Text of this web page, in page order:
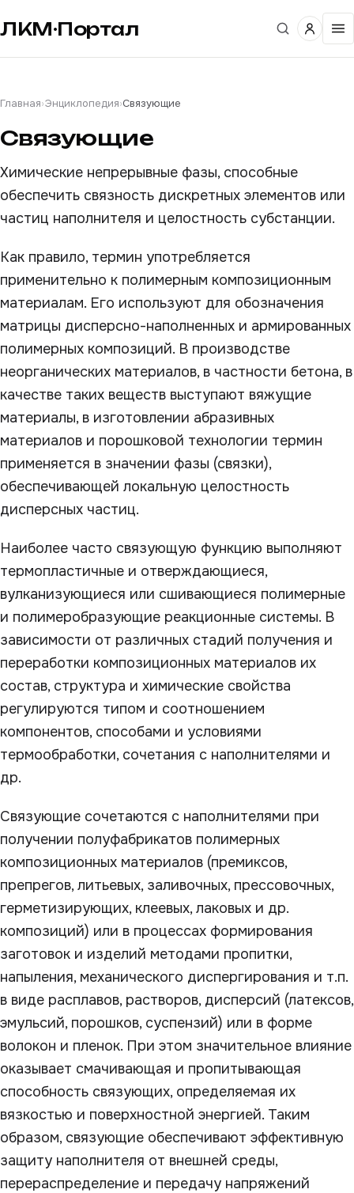
ЛКМ·Портал
Главная›Энциклопедия›Связующие
Связующие
Химические непрерывные фазы, способные
обеспечить связность дискретных элементов или
частиц наполнителя и целостность субстанции.
Как правило, термин употребляется
применительно к полимерным композиционным
материалам. Его используют для обозначения
матрицы дисперсно-наполненных и армированных
полимерных композиций. В производстве
неорганических материалов, в частности бетона, в
качестве таких веществ выступают вяжущие
материалы, в изготовлении абразивных
материалов и порошковой технологии термин
применяется в значении фазы (связки),
обеспечивающей локальную целостность
дисперсных частиц.
Наиболее часто связующую функцию выполняют
термопластичные и отверждающиеся,
вулканизующиеся или сшивающиеся полимерные
и полимеробразующие реакционные системы. В
зависимости от различных стадий получения и
переработки композиционных материалов их
состав, структура и химические свойства
регулируются типом и соотношением
компонентов, способами и условиями
термообработки, сочетания с наполнителями и
др.
Связующие сочетаются с наполнителями при
получении полуфабрикатов полимерных
композиционных материалов (премиксов,
препрегов, литьевых, заливочных, прессовочных,
герметизирующих, клеевых, лаковых и др.
композиций) или в процессах формирования
заготовок и изделий методами пропитки,
напыления, механического диспергирования и т.п.
в виде расплавов, растворов, дисперсий (латексов,
эмульсий, порошков, суспензий) или в форме
волокон и пленок. При этом значительное влияние
оказывает смачивающая и пропитывающая
способность связующих, определяемая их
вязкостью и поверхностной энергией. Таким
образом, связующие обеспечивают эффективную
защиту наполнителя от внешней среды,
перераспределение и передачу напряжений